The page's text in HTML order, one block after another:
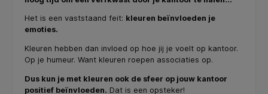
Het is een vaststaand feit: kleuren beïnvloeden je
emoties.
Kleuren hebben dan invloed op hoe jij je voelt op kantoor.
Op je humeur. Want kleuren roepen associaties op.
Dus kun je met kleuren ook de sfeer op jouw kantoor
positief beïnvloeden. Dat is een opsteker!